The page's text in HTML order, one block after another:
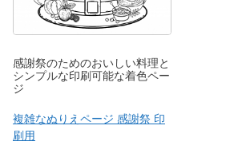
感謝祭のためのおいしい料理と
シンプルな印刷可能な着色ペー
ジ
複雑なぬりえページ 感謝祭 印
刷用